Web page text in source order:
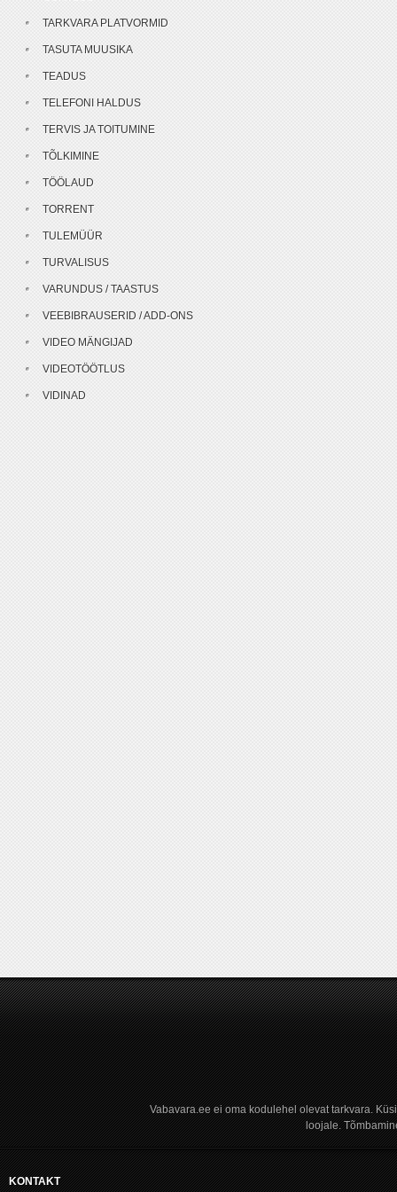
TARKVARA PLATVORMID
TASUTA MUUSIKA
TEADUS
TELEFONI HALDUS
TERVIS JA TOITUMINE
TÕLKIMINE
TÖÖLAUD
TORRENT
TULEMÜÜR
TURVALISUS
VARUNDUS / TAASTUS
VEEBIBRAUSERID / ADD-ONS
VIDEO MÄNGIJAD
VIDEOTÖÖTLUS
VIDINAD
Vabavara.ee ei oma kodulehel olevat tarkvara.
loojale.
KONTAKT